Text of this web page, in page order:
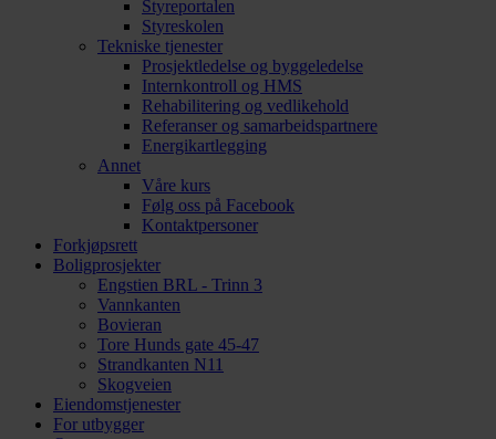
Styreportalen
Styreskolen
Tekniske tjenester
Prosjektledelse og byggeledelse
Internkontroll og HMS
Rehabilitering og vedlikehold
Referanser og samarbeidspartnere
Energikartlegging
Annet
Våre kurs
Følg oss på Facebook
Kontaktpersoner
Forkjøpsrett
Boligprosjekter
Engstien BRL - Trinn 3
Vannkanten
Bovieran
Tore Hunds gate 45-47
Strandkanten N11
Skogveien
Eiendomstjenester
For utbygger